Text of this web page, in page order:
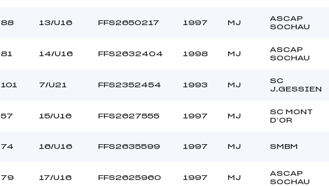
88 13/U16 FFS2650217 1997 MJ
ASCAP
SOCHAU
81 14/U16 FFS2632404 1998 MJ
ASCAP
SOCHAU
101 7/U21 FFS2352454 1993 MJ
SC
J.GESSIEN
57 15/U16 FFS2627555 1997 MJ
SC MONT
D’OR
74 16/U16 FFS2635599 1997 MJ SMBM
79 17/U16 FFS2625960 1997 MJ
ASCAP
SOCHAU